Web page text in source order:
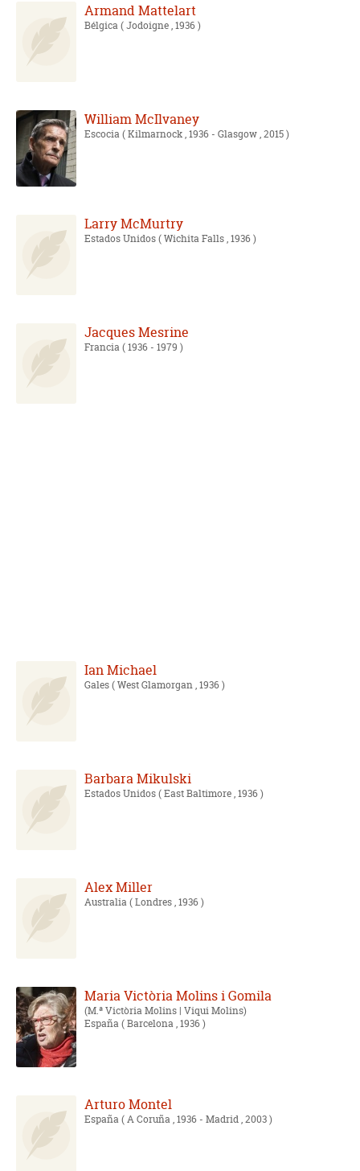
Armand Mattelart
Bélgica( Jodoigne , 1936 )
William McIlvaney
Escocia( Kilmarnock , 1936 - Glasgow , 2015 )
Larry McMurtry
Estados Unidos( Wichita Falls , 1936 )
Jacques Mesrine
Francia( 1936 - 1979 )
Ian Michael
Gales( West Glamorgan , 1936 )
Barbara Mikulski
Estados Unidos( East Baltimore , 1936 )
Alex Miller
Australia( Londres , 1936 )
Maria Victòria Molins i Gomila
M.ª Victòria Molins | Viqui Molins
España( Barcelona , 1936 )
Arturo Montel
España( A Coruña , 1936 - Madrid , 2003 )